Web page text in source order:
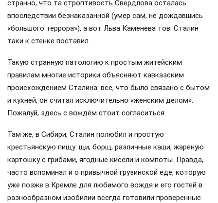
странно, что та строптивость Свердлова осталась
впоследствии безнаказанной (умер сам, не дождавшись
«большого террора»), а вот Льва Каменева тов. Сталин
таки к стенке поставил…
Такую странную патологию к простым житейским
правилам многие историки объясняют кавказским
происхождением Сталина: всё, что было связано с бытом
и кухней, он считал исключительно «женским делом».
Пожалуй, здесь с вождём стоит согласиться.
Там же, в Сибири, Сталин полюбил и простую
крестьянскую пищу: щи, борщ, различные каши, жареную
картошку с грибами, ягодные кисели и компоты. Правда,
часто вспоминал и о привычной грузинской еде, которую
уже позже в Кремле для любимого вождя и его гостей в
разнообразном изобилии всегда готовили проверенные